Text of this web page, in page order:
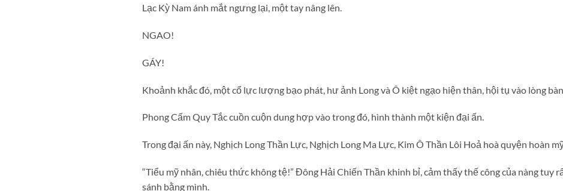
Lạc Kỳ Nam ánh mắt ngưng lại, một tay nâng lên.
NGAO!
GÁY!
Khoảnh khắc đó, một cổ lực lượng bạo phát, hư ảnh Long và Ô kiệt ngạo hiện thân, hội tụ vào lòng
Phong Cấm Quy Tắc cuồn cuộn dung hợp vào trong đó, hình thành một kiện đại ấn.
Trong đại ấn này, Nghịch Long Thần Lực, Nghịch Long Ma Lực, Kim Ô Thần Lôi Hoả hoà quyện hoàn
“Tiểu mỹ nhân, chiêu thức không tệ!” Đông Hải Chiến Thần khinh bỉ, cảm thấy thế công của nàng tuy
sánh bằng mình.